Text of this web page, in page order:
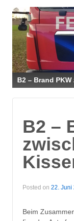
B2 – Brand
B2 –
Posted on 22. Juni
Beim